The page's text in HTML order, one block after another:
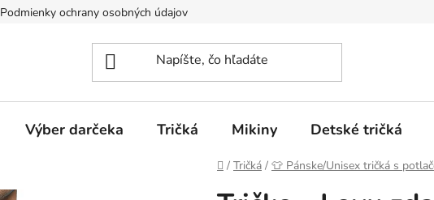
Podmienky ochrany osobných údajov
Výber darčeka Tričká Mikiny Detské tričká
Domov
/ Tričká / 👕 Pánske/Unisex tričká s